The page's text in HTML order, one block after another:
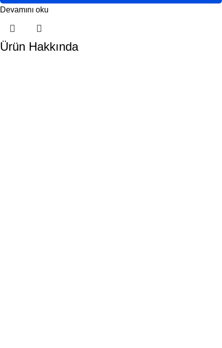
Devamını oku
Ürün Hakkında